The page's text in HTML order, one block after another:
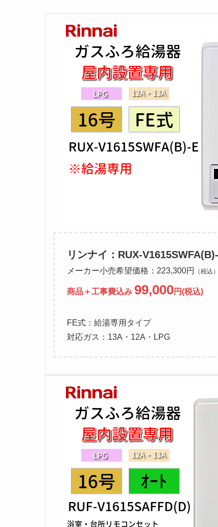
リンナイ：RUX-
メーカー小売希望価格：223,300円 （税込）
商品＋工事費込み 99,000円(税込)
FE式：給湯専用タイプ
対応ガス：13A・12A・LPG